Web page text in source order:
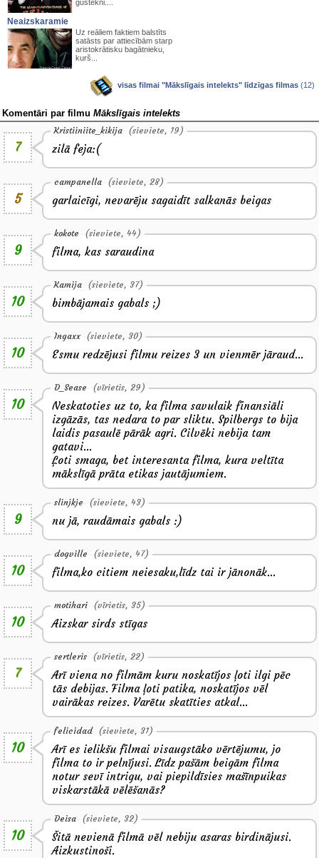
gūstekni....
Neaizskaramie
Uz reāliem faktiem balstīts
satāsts par attiecībām starp
aristokrātisku bagātnieku,
kurš...
visas filmai "Mākslīgais intelekts" līdzīgas filmas (12)
Komentāri par filmu Mākslīgais intelekts
7
Kristiiniite_kikija (sieviete, 19)
zilā feja:(
5
campanella (sieviete, 28)
garlaicīgi, nevarēju sagaidīt salkanās beigas
9
kokote (sieviete, 44)
filma, kas saraudina
10
Kamija (sieviete, 37)
bimbājamais gabals ;)
10
Ingaxx (sieviete, 30)
Esmu redzējusi filmu reizes 3 un vienmēr jāraud...
10
D_Sease (vīrietis, 29)
Neskatoties uz to, ka filma savulaik finansiāli
izgāzās, tas nedara to par sliktu. Spilbergs to bija
laidis pasaulē pārāk agri. Cilvēki nebija tam
gatavi...
Ļoti smaga, bet interesanta filma, kura veltīta
mākslīgā prāta etikas jautājumiem.
9
slinjkje (sieviete, 43)
nu jā, raudāmais gabals :)
10
dogville (sieviete, 47)
filma,ko citiem neiesaku,līdz tai ir jānonāk...
10
motihari (vīrietis, 35)
Aizskar sirds stīgas
7
sertleris (vīrietis, 22)
Arī viena no filmām kuru noskatījos ļoti ilgi pēc
tās debijas. Filma ļoti patika, noskatījos vēl
vairākas reizes. Varētu skatīties atkal...
10
felicidad (sieviete, 31)
Arī es ielikšu filmai visaugstāko vērtējumu, jo
filma to ir pelnījusi. Līdz pašām beigām filma
notur sevī intrigu, vai piepildīsies mašīnpuikas
viskarstākā vēlēšanās?
10
Deisa (sieviete, 32)
Šitā nevienā filmā vēl nebiju asaras birdinājusi.
Aizkustinoši.